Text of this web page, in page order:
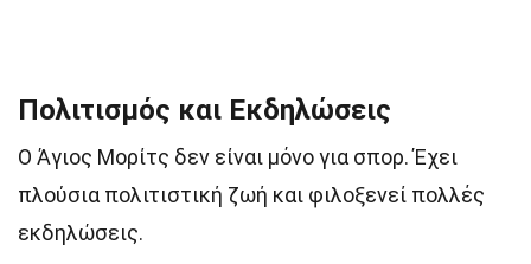
Πολιτισμός και Εκδηλώσεις
Ο Άγιος Μορίτς δεν είναι μόνο για σπορ. Έχει
πλούσια πολιτιστική ζωή και φιλοξενεί πολλές
εκδηλώσεις.